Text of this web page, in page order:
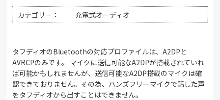
カテゴリー：
充電式オーディオ
タフディオのBluetoothの対応プロファイルは、A2DPと
AVRCPのみです。 マイクに送信可能なA2DPが搭載されていれ
ば可能かもしれませんが、送信可能なA2DP搭載のマイクは確
認できておりません。その為、ハンズフリーマイクで話した声
をタフディオから出すことはできません。